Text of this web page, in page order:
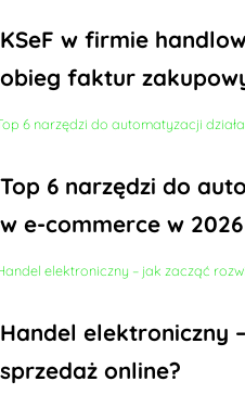
KSeF w firmie
obieg faktur
Top 6 narzędzi do
w e-commerce w
Handel elektroniczny
sprzedaż online?